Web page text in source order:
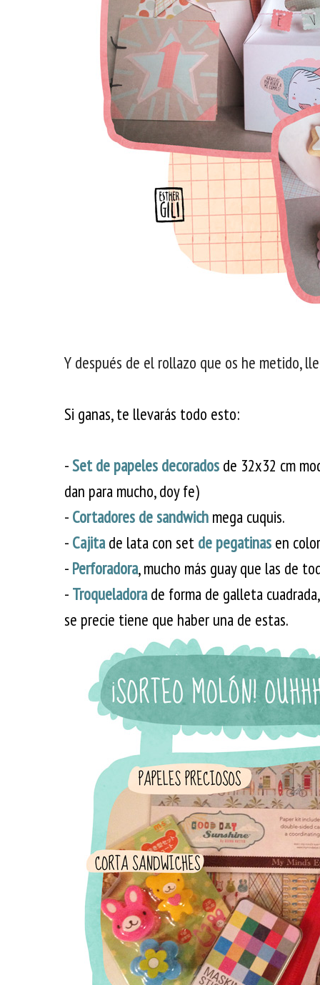
Y después de el rollazo que os he metido,
Si ganas, te llevarás todo esto:
-Set de papeles decorados de 32x32 cm
dan para mucho, doy fe)
- Cortadores de sandwich mega cuquis.
- Cajitade lata con set de pegatinas en
- Perforadora, mucho más guay que las de
- Troqueladorade forma de galleta
se precie tiene que haber una de estas.